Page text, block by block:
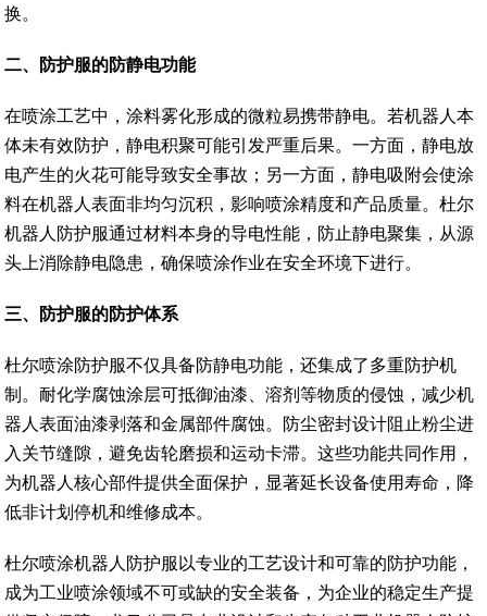
换。
二、 防护服的防静电功能
在喷涂工艺中，涂料雾化形成的微粒易携带静电。若机器人本
体未有效防护，静电积聚可能引发严重后果。一方面，静电放
电产生的火花可能导致安全事故；另一方面，静电吸附会使涂
料在机器人表面非均匀沉积，影响喷涂精度和产品质量。杜尔
机器人防护服通过材料本身的导电性能，防止静电聚集，从源
头上消除静电隐患，确保喷涂作业在安全环境下进行。
三、 防护服的防护体系
杜尔喷涂防护服不仅具备防静电功能，还集成了多重防护机
制。耐化学腐蚀涂层可抵御油漆、溶剂等物质的侵蚀，减少机
器人表面油漆剥落和金属部件腐蚀。防尘密封设计阻止粉尘进
入关节缝隙，避免齿轮磨损和运动卡滞。这些功能共同作用，
为机器人核心部件提供全面保护，显著延长设备使用寿命，降
低非计划停机和维修成本。
杜尔喷涂机器人防护服以专业的工艺设计和可靠的防护功能，
成为工业喷涂领域不可或缺的安全装备，为企业的稳定生产提